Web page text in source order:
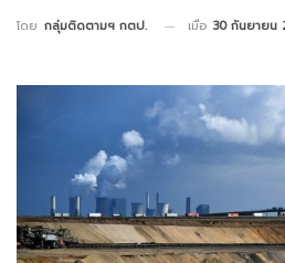
โดย กลุ่มติดตามฯ กตป. เมื่อ 30 กันยายน